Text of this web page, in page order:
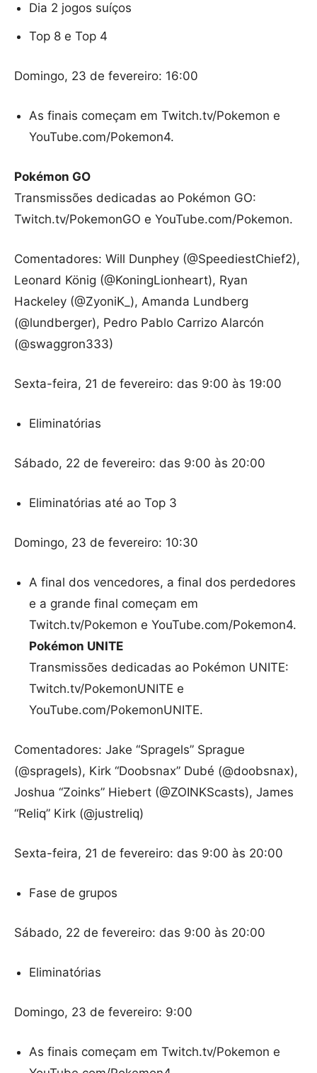
Dia 2 jogos suíços
Top 8 e Top 4
Domingo, 23 de fevereiro: 16:00
As finais começam em Twitch.tv/Pokemon e
YouTube.com/Pokemon4.
Pokémon GO
Transmissões dedicadas ao Pokémon GO:
Twitch.tv/PokemonGO e YouTube.com/Pokemon.
Comentadores: Will Dunphey (@SpeediestChief2),
Leonard König (@KoningLionheart), Ryan
Hackeley (@ZyoniK_), Amanda Lundberg
(@lundberger), Pedro Pablo Carrizo Alarcón
(@swaggron333)
Sexta-feira, 21 de fevereiro: das 9:00 às 19:00
Eliminatórias
Sábado, 22 de fevereiro: das 9:00 às 20:00
Eliminatórias até ao Top 3
Domingo, 23 de fevereiro: 10:30
A final dos vencedores, a final dos perdedores
e a grande final começam em
Twitch.tv/Pokemon e YouTube.com/Pokemon4.
Pokémon UNITE
Transmissões dedicadas ao Pokémon UNITE:
Twitch.tv/PokemonUNITE e
YouTube.com/PokemonUNITE.
Comentadores: Jake “Spragels” Sprague
(@spragels), Kirk “Doobsnax” Dubé (@doobsnax),
Joshua “Zoinks” Hiebert (@ZOINKScasts), James
“Reliq” Kirk (@justreliq)
Sexta-feira, 21 de fevereiro: das 9:00 às 20:00
Fase de grupos
Sábado, 22 de fevereiro: das 9:00 às 20:00
Eliminatórias
Domingo, 23 de fevereiro: 9:00
As finais começam em Twitch.tv/Pokemon e